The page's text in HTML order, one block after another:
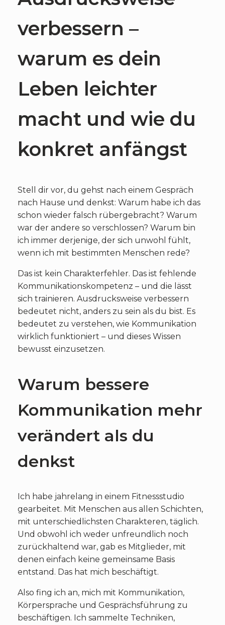
verbessern –
warum es dein
Leben leichter
macht und wie du
konkret anfängst
Stell dir vor, du gehst nach einem Gespräch
nach Hause und denkst: Warum habe ich das
schon wieder falsch rübergebracht? Warum
war der andere so verschlossen? Warum bin
ich immer derjenige, der sich unwohl fühlt,
wenn ich mit bestimmten Menschen rede?
Das ist kein Charakterfehler. Das ist fehlende
Kommunikationskompetenz – und die lässt
sich trainieren. Ausdrucksweise verbessern
bedeutet nicht, anders zu sein als du bist. Es
bedeutet zu verstehen, wie Kommunikation
wirklich funktioniert – und dieses Wissen
bewusst einzusetzen.
Warum bessere
Kommunikation mehr
verändert als du
denkst
Ich habe jahrelang in einem Fitnessstudio
gearbeitet. Mit Menschen aus allen Schichten,
mit unterschiedlichsten Charakteren, täglich.
Und obwohl ich weder unfreundlich noch
zurückhaltend war, gab es Mitglieder, mit
denen einfach keine gemeinsame Basis
entstand. Das hat mich beschäftigt.
Also fing ich an, mich mit Kommunikation,
Körpersprache und Gesprächsführung zu
beschäftigen. Ich sammelte Techniken,